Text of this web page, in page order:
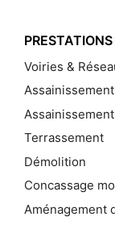
Voiries &
Assainissement
Terrassement
Démolition
Concassage
Aménagement